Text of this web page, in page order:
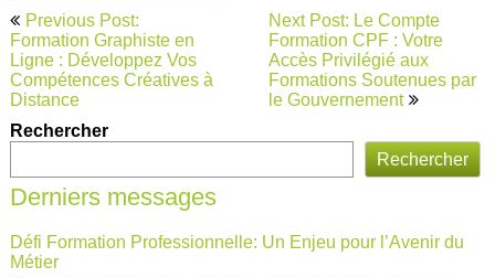
Navigation
de
l’article
Previous Post:
Formation Graphiste en
Ligne : Développez Vos
Compétences Créatives à
Distance
Next Post: Le Compte
Formation CPF : Votre
Accès Privilégié aux
Formations Soutenues par
le Gouvernement
Rechercher
Rechercher
Derniers messages
Défi Formation Professionnelle: Un Enjeu pour l’Avenir du
Métier